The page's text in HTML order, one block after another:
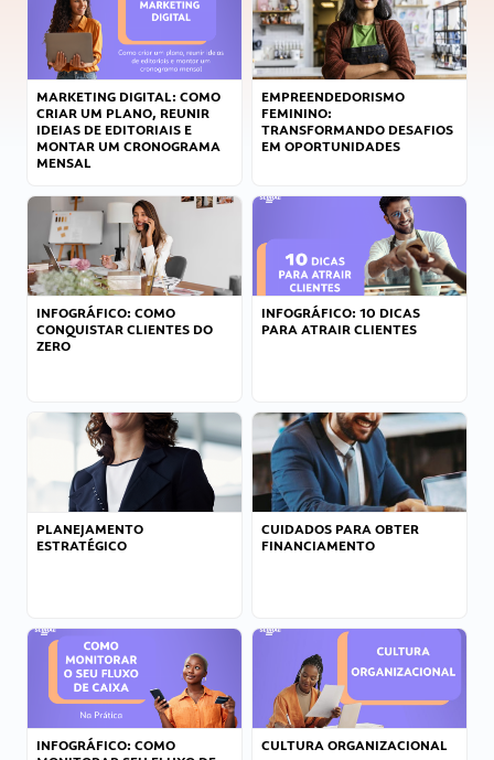
MARKETING DIGITAL: COMO
CRIAR UM PLANO, REUNIR
IDEIAS DE EDITORIAIS E
MONTAR UM CRONOGRAMA
MENSAL
EMPREENDEDORISMO
FEMININO:
TRANSFORMANDO DESAFIOS
EM OPORTUNIDADES
INFOGRÁFICO: COMO
CONQUISTAR CLIENTES DO
ZERO
INFOGRÁFICO: 10 DICAS
PARA ATRAIR CLIENTES
PLANEJAMENTO
ESTRATÉGICO
CUIDADOS PARA OBTER
FINANCIAMENTO
INFOGRÁFICO: COMO
CULTURA ORGANIZACIONAL